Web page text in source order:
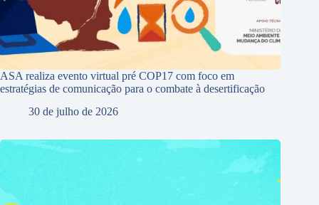
ASA realiza evento virtual pré COP17 com foco em
estratégias de comunicação para o combate à desertificação
30 de julho de 2026